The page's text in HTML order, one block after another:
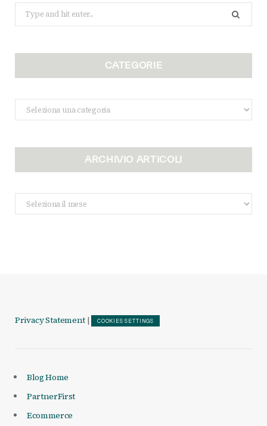
Search
for:
CATEGORIE
Categorie
ARCHIVIO ARTICOLI
Archivio
Articoli
Privacy Statement | COOKIES SETTINGS
Blog Home
PartnerFirst
Ecommerce